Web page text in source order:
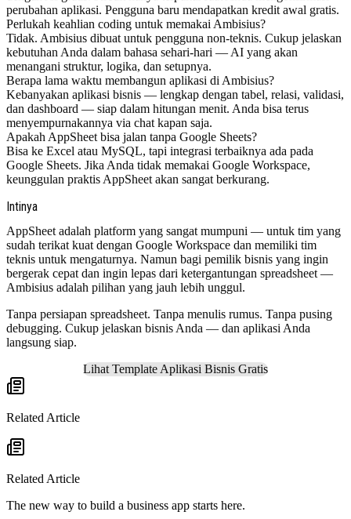
perubahan aplikasi. Pengguna baru mendapatkan kredit awal gratis.
Perlukah keahlian coding untuk memakai Ambisius?
Tidak. Ambisius dibuat untuk pengguna non-teknis. Cukup jelaskan
kebutuhan Anda dalam bahasa sehari-hari — AI yang akan
menangani struktur, logika, dan setupnya.
Berapa lama waktu membangun aplikasi di Ambisius?
Kebanyakan aplikasi bisnis — lengkap dengan tabel, relasi, validasi,
dan dashboard — siap dalam hitungan menit. Anda bisa terus
menyempurnakannya via chat kapan saja.
Apakah AppSheet bisa jalan tanpa Google Sheets?
Bisa ke Excel atau MySQL, tapi integrasi terbaiknya ada pada
Google Sheets. Jika Anda tidak memakai Google Workspace,
keunggulan praktis AppSheet akan sangat berkurang.
Intinya
AppSheet adalah platform yang sangat mumpuni — untuk tim yang
sudah terikat kuat dengan Google Workspace dan memiliki tim
teknis untuk mengaturnya. Namun bagi pemilik bisnis yang ingin
bergerak cepat dan ingin lepas dari ketergantungan spreadsheet —
Ambisius adalah pilihan yang jauh lebih unggul.
Tanpa persiapan spreadsheet. Tanpa menulis rumus. Tanpa pusing
debugging. Cukup jelaskan bisnis Anda — dan aplikasi Anda
langsung siap.
Lihat Template Aplikasi Bisnis Gratis
Related Article
Related Article
The new way to build a business app starts here.